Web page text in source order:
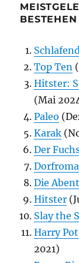
Top Ten
Hitster:
(Mai
Paleo
Karak
Der
Die
Hitster
Slay the
Harry
2021)